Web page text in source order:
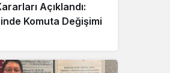
Açıklandı:
Komuta Değişimi